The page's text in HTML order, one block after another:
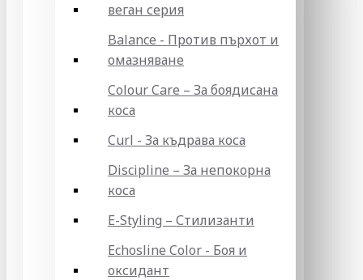
веган серия
Balance - Против пърхот и
омазняване
Colour Care – За боядисана
коса
Curl - За къдрава коса
Discipline – За непокорна
коса
E-Styling – Стилизанти
Echosline Color - Боя и
оксидант